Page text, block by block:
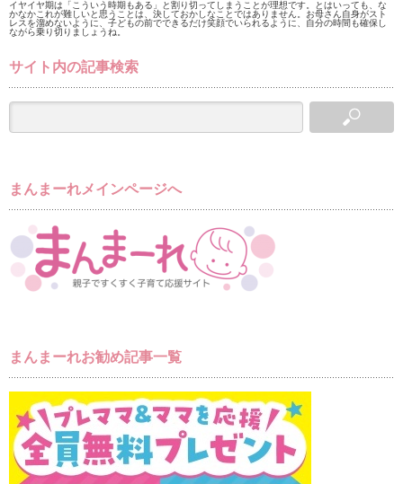
イヤイヤ期は「こういう時期もある」と割り切ってしまうことが理想です。とはいっても、な
かなかこれが難しいと思うことは、決しておかしなことではありません。お母さん自身がスト
レスを溜めないように、子どもの前でできるだけ笑顔でいられるように、自分の時間も確保し
ながら乗り切りましょうね。
サイト内の記事検索
まんまーれメインページへ
まんまーれお勧め記事一覧